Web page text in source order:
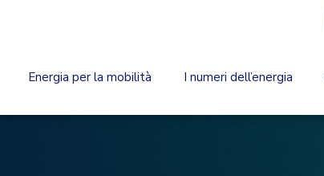
Energia per la mobilità I numeri dell’energia